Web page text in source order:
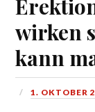
wirken
kann
1. OKTOBER